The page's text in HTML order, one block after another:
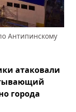
Антипинскому
атаковали
города